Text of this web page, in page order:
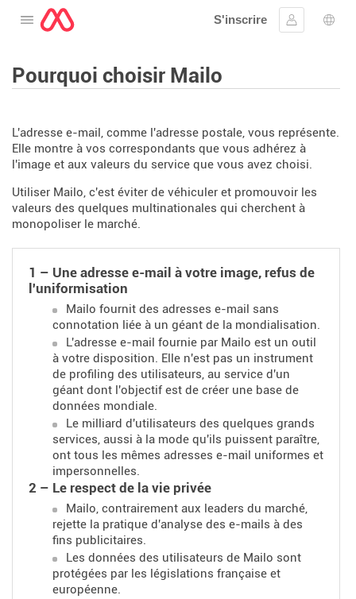
Ouvrir le menu
S'inscrire
Se
Pourquoi choisir Mailo
L'adresse e-mail, comme l'adresse postale, vous représente.
Elle montre à vos correspondants que vous adhérez à
l'image et aux valeurs du service que vous avez choisi.
Utiliser Mailo, c'est éviter de véhiculer et promouvoir les
valeurs des quelques multinationales qui cherchent à
monopoliser le marché.
1 – Une adresse e-mail à votre image, refus de
l'uniformisation
Mailo fournit des adresses e-mail sans
connotation liée à un géant de la mondialisation.
L'adresse e-mail fournie par Mailo est un outil
à votre disposition. Elle n'est pas un instrument
de profiling des utilisateurs, au service d'un
géant dont l'objectif est de créer une base de
données mondiale.
Le milliard d'utilisateurs des quelques grands
services, aussi à la mode qu'ils puissent paraître,
ont tous les mêmes adresses e-mail uniformes et
impersonnelles.
2 – Le respect de la vie privée
Mailo, contrairement aux leaders du marché,
rejette la pratique d'analyse des e-mails à des
fins publicitaires.
Les données des utilisateurs de Mailo sont
protégées par les législations française et
européenne.